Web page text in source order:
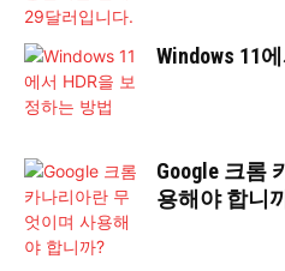
Windows 11
Google 크롬
용해야 합니